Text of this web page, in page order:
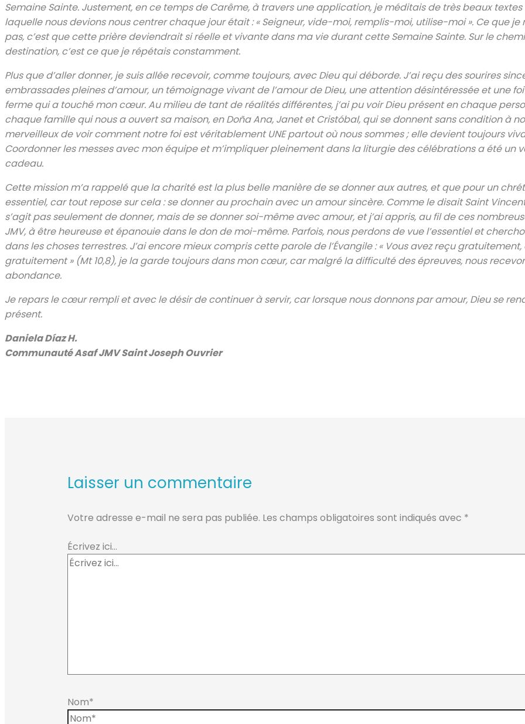
Semaine Sainte. Justement, en ce temps de Carême, à travers une application, je méditais de très beaux
laquelle nous devions nous centrer chaque jour était : « Seigneur, vide-moi, remplis-moi, utilise-moi ». Ce que je
pas, c’est que cette prière deviendrait si réelle et vivante dans ma vie durant cette Semaine Sainte. Sur le
destination, c’est ce que je répétais constamment.
Plus que d’aller donner, je suis allée recevoir, comme toujours, avec Dieu qui déborde. J’ai reçu des sourires
embrassades pleines d’amour, un témoignage vivant de l’amour de Dieu, une attention désintéressée et une
ferme qui a touché mon cœur. Au milieu de tant de réalités différentes, j’ai pu voir Dieu présent en chaque
chaque famille qui nous a ouvert sa maison, en Doña Ana, Janet et Cristóbal, qui se donnent sans condition à
merveilleux de voir comment notre foi est véritablement UNE partout où nous sommes ; elle devient toujours
Coordonner les messes avec mon équipe et m’impliquer pleinement dans la liturgie des célébrations a été un
cadeau.
Cette mission m’a rappelé que la charité est la plus belle manière de se donner aux autres, et que pour un
essentiel, car tout repose sur cela : se donner au prochain avec un amour sincère. Comme le disait Saint
s’agit pas seulement de donner, mais de se donner soi-même avec amour, et j’ai appris, au fil de ces
JMV, à être heureuse et épanouie dans le don de moi-même. Parfois, nous perdons de vue l’essentiel et
dans les choses terrestres. J’ai encore mieux compris cette parole de l’Évangile : « Vous avez reçu gratuitement,
gratuitement » (Mt 10,8), je la garde toujours dans mon cœur, car malgré la difficulté des épreuves, nous
abondance.
Je repars le cœur rempli et avec le désir de continuer à servir, car lorsque nous donnons par amour, Dieu se
présent.
Daniela Díaz H.
Communauté Asaf JMV Saint Joseph Ouvrier
Laisser un commentaire
Votre adresse e-mail ne sera pas publiée. Les champs obligatoires sont indiqués avec *
Écrivez ici…
Nom*